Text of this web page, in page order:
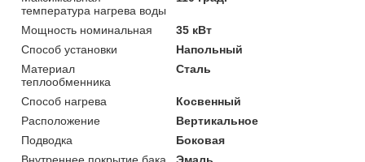
температура нагрева воды
Мощность номинальная
35 кВт
Способ установки
Напольный
Материал
теплообменника
Сталь
Способ нагрева
Косвенный
Расположение
Вертикальное
Подводка
Боковая